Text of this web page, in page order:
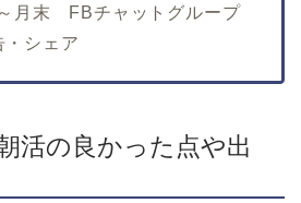
月末 FBチャットグループ
・シェア
活の良かった点や出